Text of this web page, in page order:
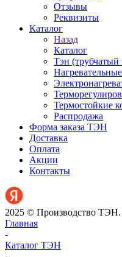
Отзывы
Реквизиты
Каталог
Назад
Каталог
Тэн (трубчатый
Термостойкие
Распродажа
Форма заказа ТЭН
Доставка
Оплата
Акции
Контакты
2025 © Производство
Главная
-
Каталог ТЭН